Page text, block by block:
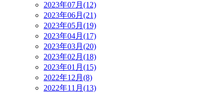
2023年07月(12)
2023年06月(21)
2023年05月(19)
2023年04月(17)
2023年03月(20)
2023年02月(18)
2023年01月(15)
2022年12月(8)
2022年11月(13)